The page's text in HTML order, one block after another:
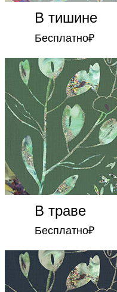
В тишине
Бесплатно₽
В траве
Бесплатно₽